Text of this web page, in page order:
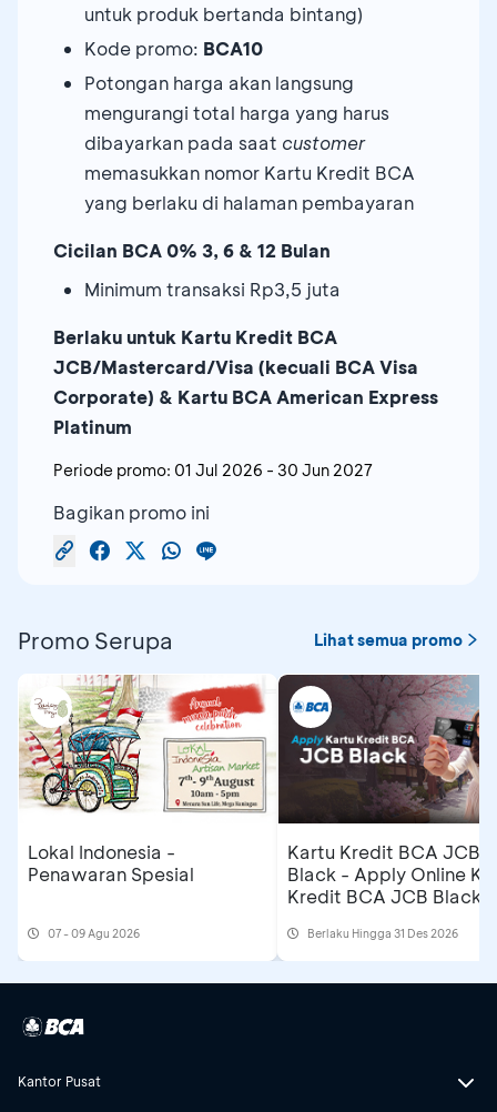
untuk produk bertanda bintang)
Kode promo: BCA10
Potongan harga akan langsung
mengurangi total harga yang harus
dibayarkan pada saat customer
memasukkan nomor Kartu Kredit BCA
yang berlaku di halaman pembayaran
Cicilan BCA 0% 3, 6 & 12 Bulan
Minimum transaksi Rp3,5 juta
Berlaku untuk Kartu Kredit BCA
JCB/Mastercard/Visa (kecuali BCA Visa
Corporate) & Kartu BCA American Express
Platinum
Periode promo: 01 Jul 2026 - 30 Jun 2027
Bagikan promo ini
Promo Serupa Lihat semua promo
Lokal Indonesia -
Penawaran Spesial
07 - 09 Agu 2026
Kartu Kredit BCA JCB
Black - Apply Online
Kredit BCA JCB Black
Rp500 Ribu
Berlaku Hingga 31 Des 2026
Kantor Pusat